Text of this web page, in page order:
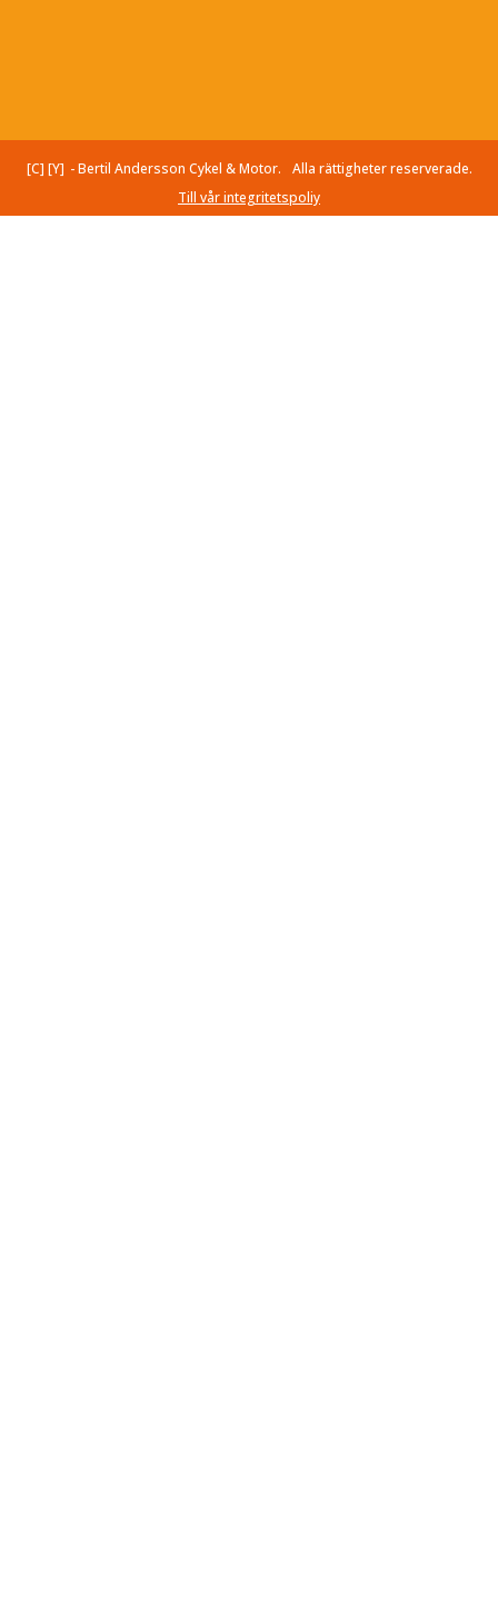
[C] [Y] - Bertil Andersson Cykel & Motor.
Alla rättigheter reserverade.
Till vår integritetspoliy